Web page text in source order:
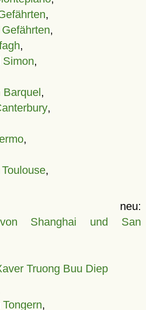
,
,
,
Simon,
Barquel,
,
,
,
Shanghai und San
Truong Buu Diep
,